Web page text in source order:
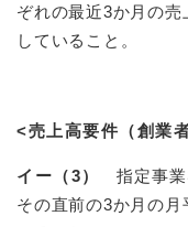
ぞれの最近3か月の
していること。
<売上高要件（創業
イー（3）
指定事業
その直前の3か月の